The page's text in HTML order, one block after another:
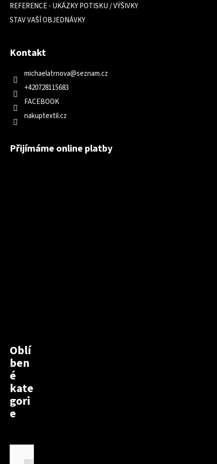
REFERENCE - UKÁZKY POTISKU / VÝŠIVKY
STAV VAŠÍ OBJEDNÁVKY
Kontakt
michaelatrnova@seznam.cz
+420728115683
FACEBOOK
nakuptextil.cz
Přijímáme online platby
Oblí
ben
é
kate
gori
e